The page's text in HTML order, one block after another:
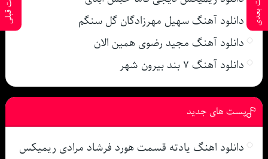
دانلود آهنگ سهیل مهرزادگان گل سنگم
دانلود آهنگ مجید رضوی همین الان
دانلود آهنگ ۷ بند بیرون شهر
پست های جدید
دانلود اهنگ یادته قسمت هورد فرشاد مرادی ریمیکس